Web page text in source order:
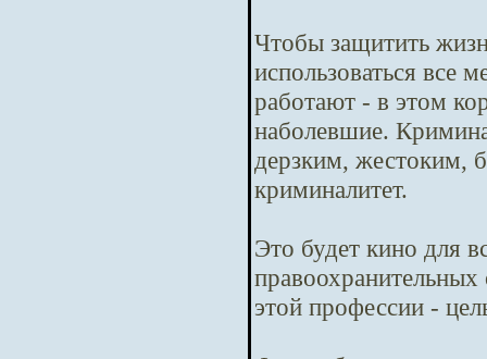
Чтобы защитить
использоваться все
работают - в этом
наболевшие.
дерзким, жестоким,
криминалитет.
Это будет кино для
этой профессии -